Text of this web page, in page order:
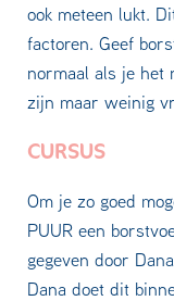
ook meteen lukt.
factoren. Geef
normaal als je het
zijn maar weinig
CURSUS
Om je zo goed
PUUR een
gegeven door
Dana doet dit